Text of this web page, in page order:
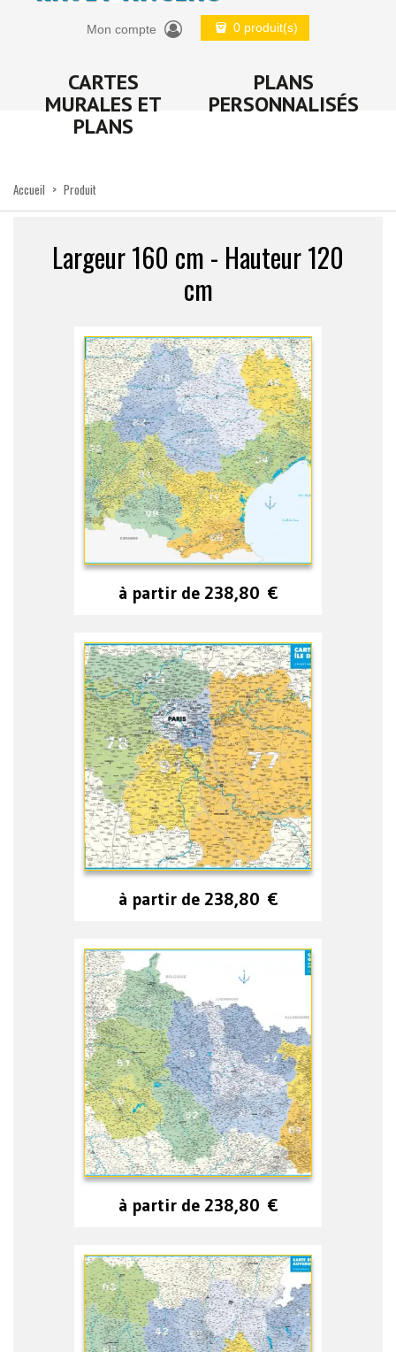
Mon compte 0 produit(s)
CARTES
MURALES ET
PLANS
PLANS
PERSONNALISÉS
Accueil > Produit
Largeur 160 cm - Hauteur 120
cm
à partir de 238,80 €
à partir de 238,80 €
à partir de 238,80 €